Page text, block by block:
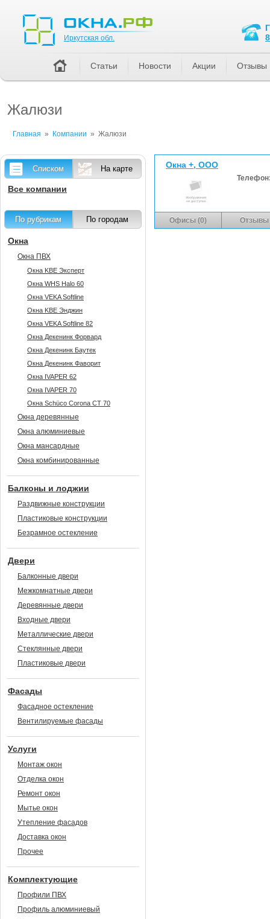
Жалюзи
Главная » Компании » Жалюзи
Окна +, ООО
Офисы (0) Отзывы
Списком На карте
Все компании
По рубрикам По городам
Окна
Окна ПВХ
Окна KBE Эксперт
Окна WHS Halo 60
Окна VEKA Softline
Окна KBE Энджин
Окна VEKA Softline 82
Окна Декенинк Форвард
Окна Декенинк Баутек
Окна Декенинк Фаворит
Окна IVAPER 62
Окна IVAPER 70
Окна Sсhüco Corona CT 70
Окна деревянные
Окна алюминиевые
Окна мансардные
Окна комбинированные
Балконы и лоджии
Раздвижные конструкции
Пластиковые конструкции
Безрамное остекление
Двери
Балконные двери
Межкомнатные двери
Деревянные двери
Входные двери
Металлические двери
Стеклянные двери
Пластиковые двери
Фасады
Фасадное остекление
Вентилируемые фасады
Услуги
Монтаж окон
Отделка окон
Ремонт окон
Мытье окон
Утепление фасадов
Доставка окон
Прочее
Комплектующие
Профили ПВХ
Профиль алюминиевый
Иркутская обл.
Статьи Новости Акции Отзывы